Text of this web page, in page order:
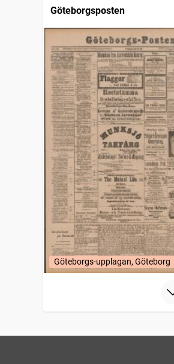
Göteborgsposten
Göteborgs-upplagan, Göteborg